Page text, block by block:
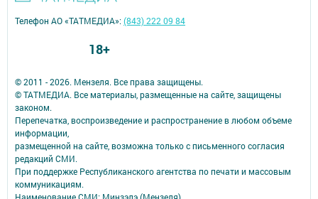
© 2011 - 2026. Мензеля. Все права защищены.
© ТАТМЕДИА. Все материалы, размещенные на сайте, защищены
законом.
Перепечатка, воспроизведение и распространение в любом объеме
информации,
размещенной на сайте, возможна только с письменного согласия
редакций СМИ.
При поддержке Республиканского агентства по печати и массовым
коммуникациям.
Телефон АО «ТАТМЕДИА»:(843) 222 09 84
18+